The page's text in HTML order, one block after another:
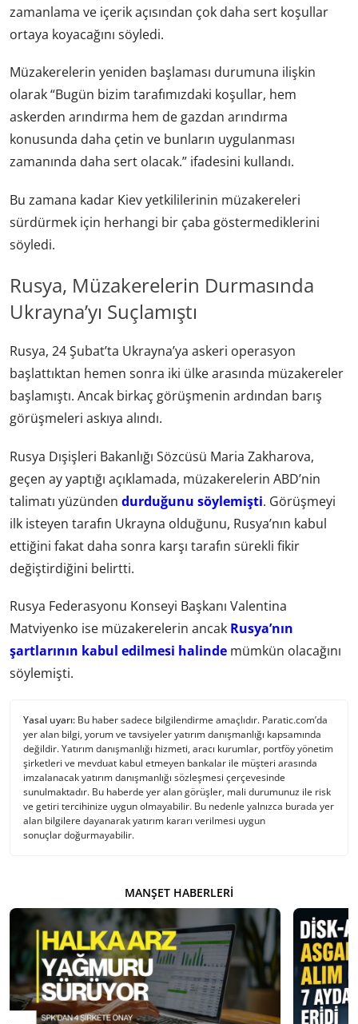
zamanlama ve içerik açısından çok daha sert koşullar
ortaya koyacağını söyledi.
Müzakerelerin yeniden başlaması durumuna ilişkin
olarak “Bugün bizim tarafımızdaki koşullar, hem
askerden arındırma hem de gazdan arındırma
konusunda daha çetin ve bunların uygulanması
zamanında daha sert olacak.” ifadesini kullandı.
Bu zamana kadar Kiev yetkililerinin müzakereleri
sürdürmek için herhangi bir çaba göstermediklerini
söyledi.
Rusya, Müzakerelerin Durmasında
Ukrayna’yı Suçlamıştı
Rusya, 24 Şubat’ta Ukrayna’ya askeri operasyon
başlattıktan hemen sonra iki ülke arasında müzakereler
başlamıştı. Ancak birkaç görüşmenin ardından barış
görüşmeleri askıya alındı.
Rusya Dışişleri Bakanlığı Sözcüsü Maria Zakharova,
geçen ay yaptığı açıklamada, müzakerelerin ABD’nin
talimatı yüzünden durduğunu söylemişti. Görüşmeyi
ilk isteyen tarafın Ukrayna olduğunu, Rusya’nın kabul
ettiğini fakat daha sonra karşı tarafın sürekli fikir
değiştirdiğini belirtti.
Rusya Federasyonu Konseyi Başkanı Valentina
Matviyenko ise müzakerelerin ancak Rusya’nın
şartlarının kabul edilmesi halinde mümkün olacağını
söylemişti.
Yasal uyarı: Bu haber sadece bilgilendirme amaçlıdır. Paratic.com’da
yer alan bilgi, yorum ve tavsiyeler yatırım danışmanlığı kapsamında
değildir. Yatırım danışmanlığı hizmeti, aracı kurumlar, portföy yönetim
şirketleri ve mevduat kabul etmeyen bankalar ile müşteri arasında
imzalanacak yatırım danışmanlığı sözleşmesi çerçevesinde
sunulmaktadır. Bu haberde yer alan görüşler, mali durumunuz ile risk
ve getiri tercihinize uygun olmayabilir. Bu nedenle yalnızca burada yer
alan bilgilere dayanarak yatırım kararı verilmesi uygun
sonuçlar doğurmayabilir.
MANŞET HABERLERI